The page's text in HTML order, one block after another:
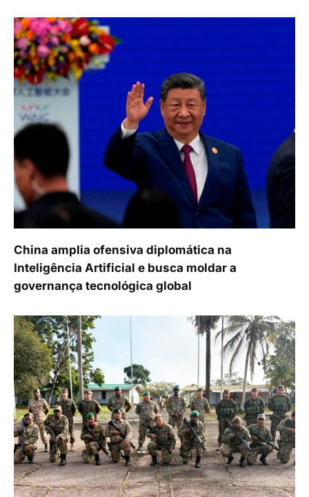
China amplia ofensiva diplomática na
Inteligência Artificial e busca moldar a
governança tecnológica global